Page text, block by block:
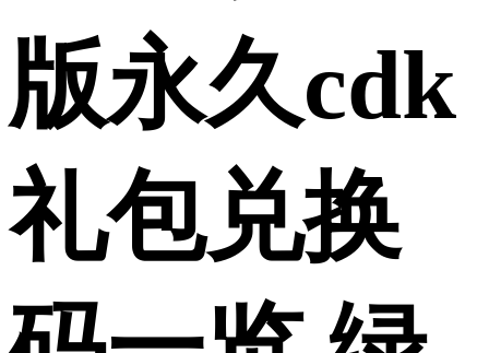
版永久cdk
礼包兑换